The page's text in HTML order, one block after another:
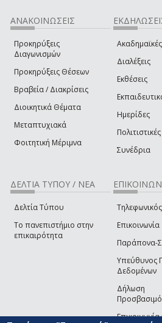
ΑΝΑΚΟΙΝΩΣΕΙΣ
Προκηρύξεις
Διαγωνισμών
Προκηρύξεις Θέσεων
Βραβεία / Διακρίσεις
Διοικητικά Θέματα
Μεταπτυχιακά
Φοιτητική Μέριμνα
Διαλέξεις
Εκθέσεις
Ημερίδες
Συνέδρια
ΔΕΛΤΙΑ ΤΥΠΟΥ / ΝΕΑ
Δελτία Τύπου
Το πανεπιστήμιο στην
επικαιρότητα
Επικοινωνία
Παράπονα-
Υπεύθυνος
Δεδομένων
Δήλωση